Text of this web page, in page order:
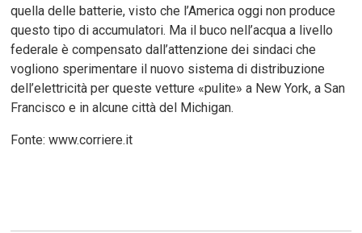
quella delle batterie, visto che l’America oggi non produce
questo tipo di accumulatori. Ma il buco nell’acqua a livello
federale è compensato dall’attenzione dei sindaci che
vogliono sperimentare il nuovo sistema di distribuzione
dell’elettricità per queste vetture «pulite» a New York, a San
Francisco e in alcune città del Michigan.
Fonte: www.corriere.it